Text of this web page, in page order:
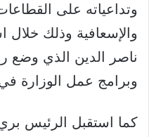
وتداعياته على
والإسعافية وذلك خلال
ناصر الدين الذي
وبرامج عمل الوزارة
كما استقبل الرئيس